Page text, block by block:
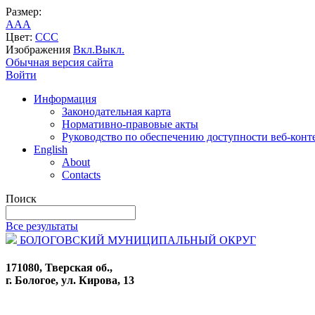
Размер:
AAA
Цвет: CCC
Изображения Вкл.Выкл.
Обычная версия сайта
Войти
Информация
Законодательная карта
Нормативно-правовые акты
Руководство по обеспечению доступности веб-
English
About
Contacts
Поиск
Все результаты
БОЛОГОВСКИЙ МУНИЦИПАЛЬНЫЙ ОКРУГ
171080, Тверская об.,
г. Бологое, ул. Кирова, 13